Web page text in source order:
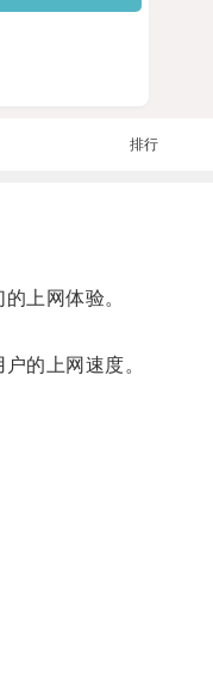
排行
上网体验。
的上网速度。